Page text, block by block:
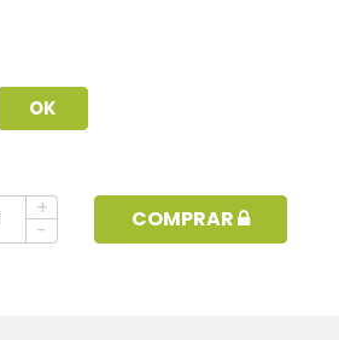
+
-
COMPRAR